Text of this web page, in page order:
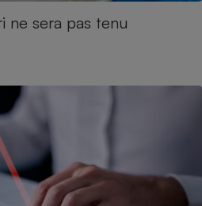
ne sera pas tenu